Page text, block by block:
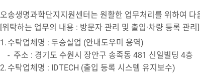
오송생명과학단지지원센터는 원활한 업무처리를 위하여
[위탁하는 업무의 내용 : 방문자 관리 및 출입·차량 등록 관리]
수탁업체명 : 두승실업 (안내도우미 용역)
주소 : 경기도 수원시 장안구 송족동 481 신일빌딩 4층
수탁업체명 : IDTECH (출입 등록 시스템 유지보수)